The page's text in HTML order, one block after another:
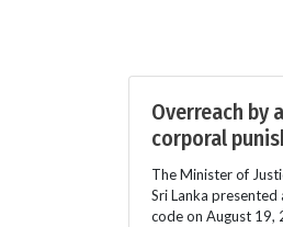
Overreach by
corporal
The Minister of
Sri Lanka
code on August 19,